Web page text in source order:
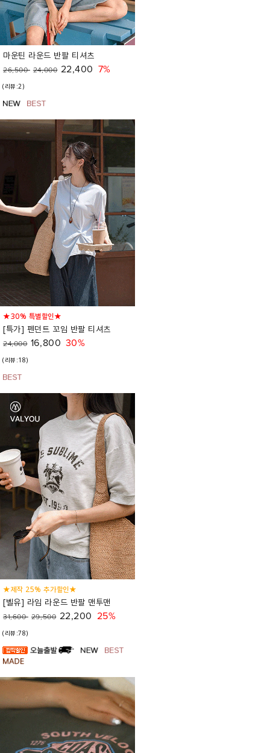
마운틴 라운드 반팔 티셔츠
26,500 24,000 22,400 7%
(리뷰:2)
★30% 특별할인★
[특가] 펜던트 꼬임 반팔 티셔츠
24,000 16,800 30%
(리뷰:18)
★제작 25% 추가할인★
[벨유] 라임 라운드 반팔 맨투맨
31,600 29,500 22,200 25%
(리뷰:78)